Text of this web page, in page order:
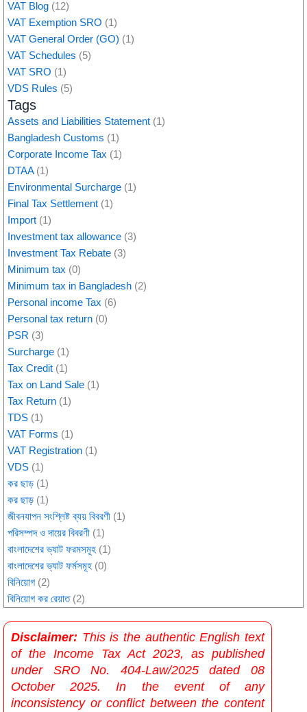
VAT Blog (12)
VAT Exemption SRO (1)
VAT General Order (GO) (1)
VAT Schedules (5)
VAT SRO (1)
VDS Rules (5)
Tags
Assets and Liabilities Statement (1)
Bangladesh Customs (1)
Corporate Income Tax (1)
DTAA(1)
Environmental Surcharge (1)
Final Tax Settlement (1)
Import (1)
Investment tax allowance (3)
Investment Tax Rebate (3)
Minimum tax (0)
Minimum tax in Bangladesh (2)
Personal income Tax (6)
Personal tax return (0)
PSR (3)
Surcharge (1)
Tax Credit (1)
Tax on Land Sale (1)
Tax Return (1)
TDS (1)
VAT Forms (1)
VAT Registration (1)
VDS (1)
কর ছাড় (1)
কর ছাড় (1)
জীবনযাপন সংশ্লিষ্ট ব্যয় বিবরণী (1)
পরিসম্পদ ও দায়ের বিবরণী (1)
বাংলাদেশের ভ্যাট ফরমসমূহ (1)
বাংলাদেশের ভ্যাট ফর্মসমূহ (0)
বিনিয়োগ (2)
বিনিয়োগ কর রেয়াত(2)
Disclaimer: This is the authentic English text
of the Income Tax Act 2023, as published
under SRO No. 404-Law/2025 dated 08
October 2025. In the event of any
inconsistency or conflict between the content